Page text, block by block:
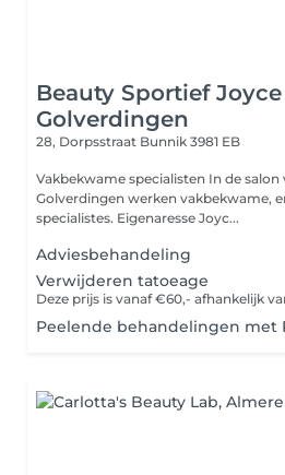
Beauty Sportief Joyce
Golverdingen
28, Dorpsstraat Bunnik 3981 EB
Vakbekwame specialisten In de
Golverdingen werken vakbekwame,
specialistes. Eigenaresse Joyc...
Adviesbehandeling
Verwijderen tatoeage
Peelende behandelingen met